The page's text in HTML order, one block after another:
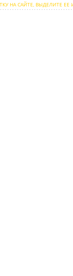
НА САЙТЕ, ВЫДЕЛИТЕ ЕЕ И